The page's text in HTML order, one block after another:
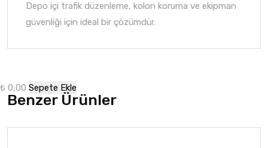
Depo içi trafik düzenleme, kolon koruma ve ekipman
güvenliği için ideal bir çözümdür.
₺ 0,00 Sepete Ekle
Benzer Ürünler